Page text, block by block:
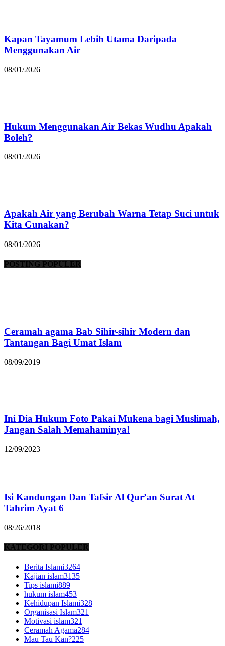
Kapan Tayamum Lebih Utama Daripada
Menggunakan Air
08/01/2026
Hukum Menggunakan Air Bekas Wudhu Apakah
Boleh?
08/01/2026
Apakah Air yang Berubah Warna Tetap Suci untuk
Kita Gunakan?
08/01/2026
POSTING POPULER
Ceramah agama Bab Sihir-sihir Modern dan
Tantangan Bagi Umat Islam
08/09/2019
Ini Dia Hukum Foto Pakai Mukena bagi Muslimah,
Jangan Salah Memahaminya!
12/09/2023
Isi Kandungan Dan Tafsir Al Qur’an Surat At
Tahrim Ayat 6
08/26/2018
KATEGORI POPULER
Berita Islami3264
Kajian islam3135
Tips islami889
hukum islam453
Kehidupan Islami328
Organisasi Islam321
Motivasi islam321
Ceramah Agama284
Mau Tau Kan?225